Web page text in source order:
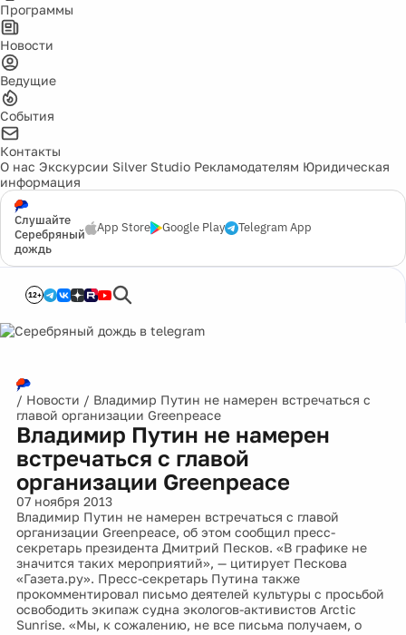
Программы
Новости
Ведущие
События
Контакты
О нас Экскурсии Silver Studio Рекламодателям Юридическая
информация
Слушайте
Серебряный
дождь
App Store Google Play Telegram App
12+
/ Новости / Владимир Путин не намерен встречаться с
главой организации Greenpeace
Владимир Путин не намерен
встречаться с главой
организации Greenpeace
07 ноября 2013
Владимир Путин не намерен встречаться с главой
организации Greenpeace, об этом сообщил пресс-
секретарь президента Дмитрий Песков. «В графике не
значится таких мероприятий», — цитирует Пескова
«Газета.ру». Пресс-секретарь Путина также
прокомментировал письмо деятелей культуры с просьбой
освободить экипаж судна экологов-активистов Arctic
Sunrise. «Мы, к сожалению, не все письма получаем, о